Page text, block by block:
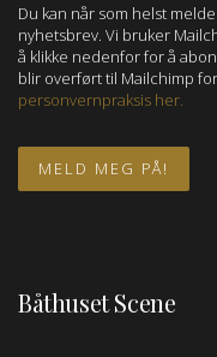
Du kan når som helst
nyhetsbrev. Vi bruker
å klikke nedenfor for å
blir overført til Mailchimp
personvernpraksis her.
Båthuset Scene